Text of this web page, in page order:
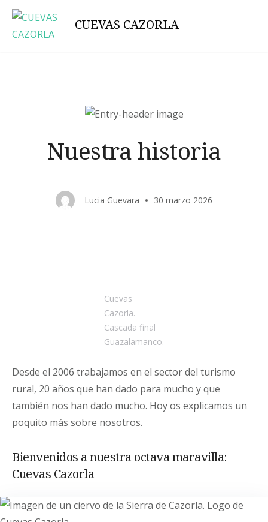
Skip
content
CUEVAS CAZORLA
Nuestra historia
Lucia Guevara 30 marzo 2026
Cuevas
Cazorla.
Cascada final
Guazalamanco.
Desde el 2006 trabajamos en el sector del turismo
rural, 20 años que han dado para mucho y que
también nos han dado mucho. Hoy os explicamos un
poquito más sobre nosotros.
Bienvenidos a nuestra octava maravilla:
Cuevas Cazorla